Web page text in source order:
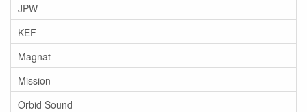
JPW
KEF
Magnat
Mission
Orbid Sound